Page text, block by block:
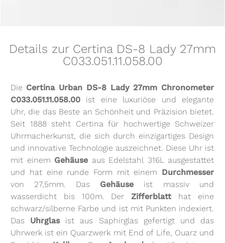
Details zur Certina DS-8 Lady 27mm
C033.051.11.058.00
Die Certina Urban DS-8 Lady 27mm Chronometer
C033.051.11.058.00 ist eine luxuriöse und elegante
Uhr, die das Beste an Schönheit und Präzision bietet.
Seit 1888 steht Certina für hochwertige Schweizer
Uhrmacherkunst, die sich durch einzigartiges Design
und innovative Technologie auszeichnet. Diese Uhr ist
mit einem Gehäuse aus Edelstahl 316L ausgestattet
und hat eine runde Form mit einem Durchmesser
von 27,5mm. Das Gehäuse ist massiv und
wasserdicht bis 100m. DerZifferblatt hat eine
schwarz/silberne Farbe und ist mit Punkten indexiert.
Das Uhrglasist aus Saphirglas gefertigt und das
Uhrwerk ist ein Quarzwerk mit End of Life, Ouarz und